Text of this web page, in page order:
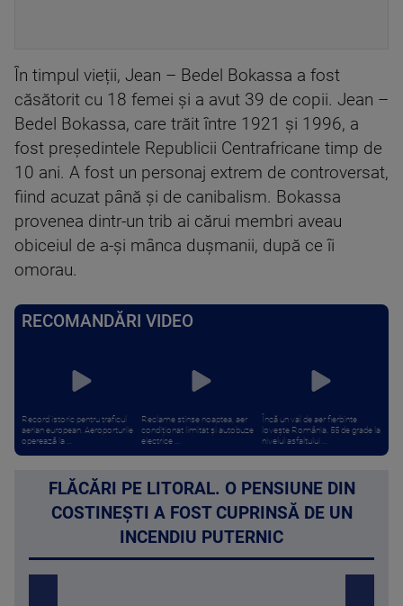
În timpul vieții, Jean – Bedel Bokassa a fost
căsătorit cu 18 femei și a avut 39 de copii. Jean –
Bedel Bokassa, care trăit între 1921 și 1996, a
fost preşedintele Republicii Centrafricane timp de
10 ani. A fost un personaj extrem de controversat,
fiind acuzat până şi de canibalism. Bokassa
provenea dintr-un trib ai cărui membri aveau
obiceiul de a-şi mânca duşmanii, după ce îi
omorau.
RECOMANDĂRI VIDEO
Record istoric pentru traficul
aerian european. Aeroporturile
operează la ...
Reclame stinse noaptea, aer
condiționat limitat și autobuze
electrice ...
Încă un val de aer fierbinte
lovește România. 55 de grade la
nivelul asfaltului ...
FLĂCĂRI PE LITORAL. O PENSIUNE DIN
COSTINEȘTI A FOST CUPRINSĂ DE UN
INCENDIU PUTERNIC